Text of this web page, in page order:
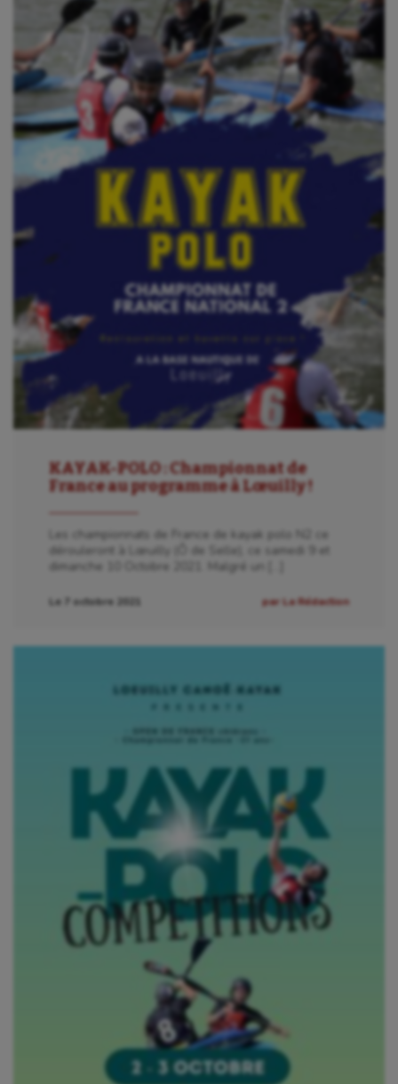
Aéronautique
Athlétisme
Auto
Balle à la main
Ballon au poing
KAYAK-POLO : Championnat de
France au programme à Lœuilly !
Les championnats de France de kayak polo N2 ce
dérouleront à Lœuilly (Ô de Selle), ce samedi 9 et
dimanche 10 Octobre 2021. Malgré un […]
Le 7 octobre 2021 par La Rédaction